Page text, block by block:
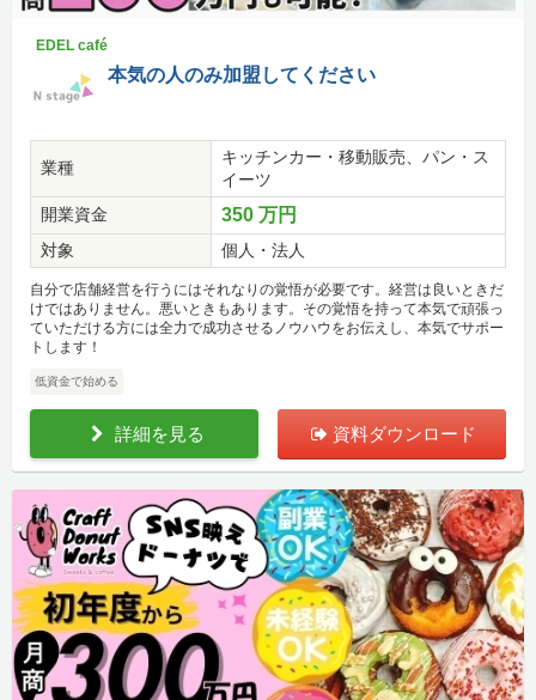
EDEL café
本気の人のみ加盟してください
業種
キッチンカー・移動販売、パン・ス
イーツ
開業資金
350 万円
対象 個人・法人
自分で店舗経営を行うにはそれなりの覚悟が必要です。経営は良いときだ
けではありません。悪いときもあります。その覚悟を持って本気で頑張っ
ていただける方には全力で成功させるノウハウをお伝えし、本気でサポー
トします！
低資金で始める
詳細を見る 資料ダウンロード